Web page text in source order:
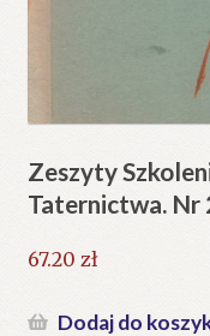
Zeszyty
Taternictwa. Nr
67.20 zł
Dodaj do